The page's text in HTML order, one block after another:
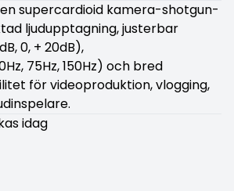
en supercardioid kamera-shotgun-
ljudupptagning, justerbar
0, + 20dB),
75Hz, 150Hz) och bred
för videoproduktion, vlogging,
idag